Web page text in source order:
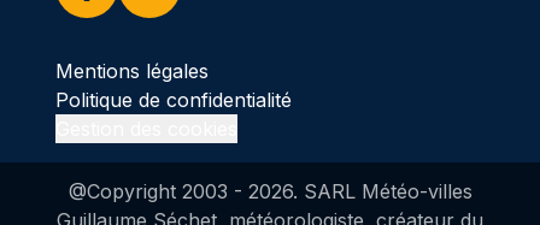
Facebook
Twitter
Mentions légales
Politique de confidentialité
@Copyright 2003 - 2026. SARL Météo-villes
Guillaume Séchet, météorologiste, créateur du